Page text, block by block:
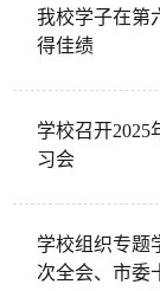
我校学子在第
得佳绩
学校召开2025年党委
习会
学校组织专题
次全会、市委